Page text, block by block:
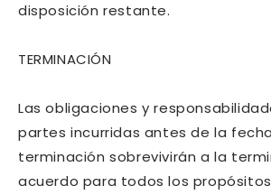
disposición restante.
TERMINACIÓN
Las obligaciones y
partes incurridas antes de la
terminación sobrevivirán a la
acuerdo para todos los